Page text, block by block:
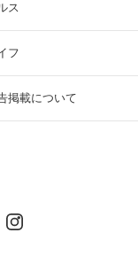
ス
フ
掲載について